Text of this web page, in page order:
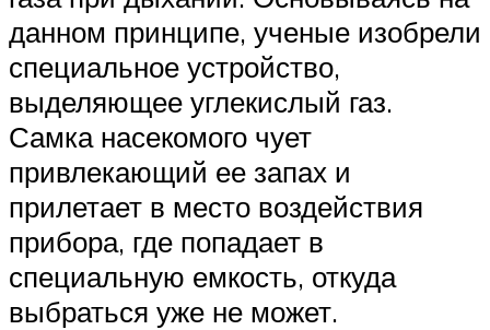
данном принципе, ученые изобрели
специальное устройство,
выделяющее углекислый газ.
Самка насекомого чует
привлекающий ее запах и
прилетает в место воздействия
прибора, где попадает в
специальную емкость, откуда
выбраться уже не может.